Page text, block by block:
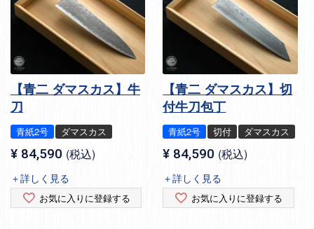
【青二 ダマスカス】牛
刀
青紙2号 ダマスカス
¥ 84,590 税込
＋詳しく見る
お気に入りに登録する
【青二 ダマスカス】切
付牛刀包丁
青紙2号 切付 ダマスカス
¥ 84,590 税込
＋詳しく見る
お気に入りに登録する